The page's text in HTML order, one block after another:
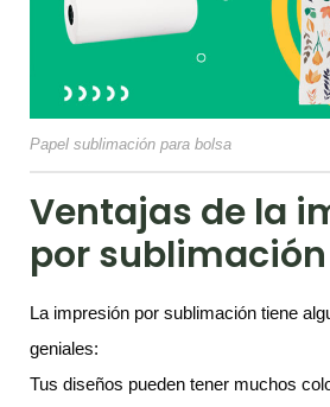
Papel sublimación para bolsa
Ventajas de la
por sublimación
La impresión por sublimación tiene
geniales:
Tus diseños pueden tener muchos